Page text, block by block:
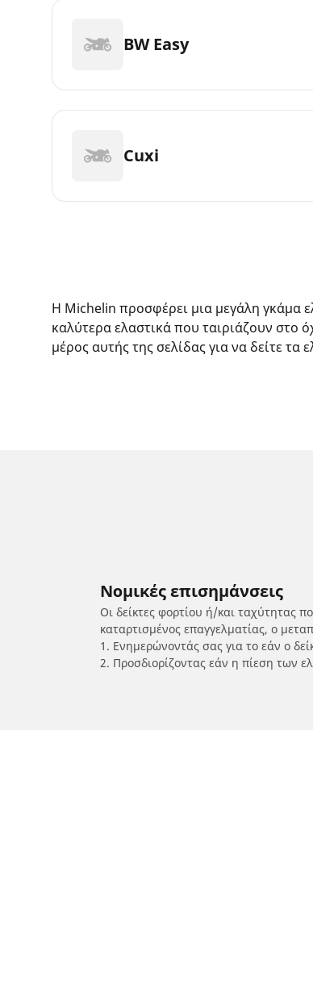
BW Easy
Cuxi
Η Michelin προσφέρει μια μεγάλη γκάμα
καλύτερα ελαστικά που ταιριάζουν στο
μέρος αυτής της σελίδας για να δείτε
Νομικές επισημάνσεις
Οι δείκτες φορτίου ή/και ταχύτητας
καταρτισμένος επαγγελματίας, ο
1. Ενημερώνοντάς σας για το εάν ο
2. Προσδιορίζοντας εάν η πίεση των